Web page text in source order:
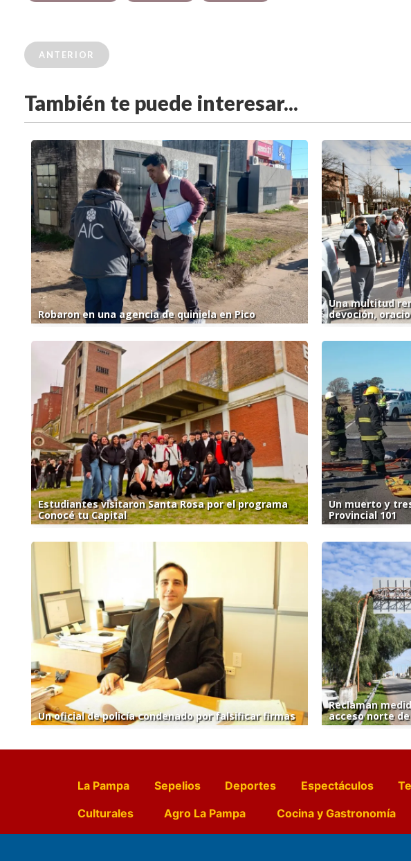
ANTERIOR
También te puede interesar...
Robaron en una agencia de quiniela en Pico
Una multitud
devoción,
Estudiantes visitaron Santa Rosa por el programa
Conocé tu Capital
Un muerto y
Provincial 101
Un oficial de policía condenado por falsificar firmas
Reclaman
acceso norte de
La Pampa Sepelios Deportes Espectáculos
Culturales
Agro La Pampa Cocina y Gastronomía